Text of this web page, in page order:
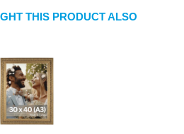
THIS PRODUCT ALSO